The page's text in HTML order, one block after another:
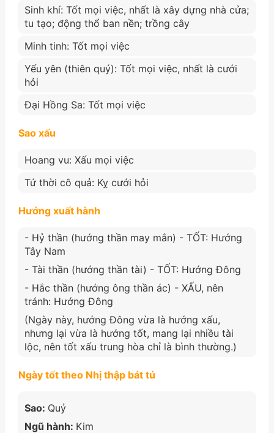
Sinh khí: Tốt mọi việc, nhất là xây dựng nhà cửa;
tu tạo; động thổ ban nền; trồng cây
Minh tinh: Tốt mọi việc
Yếu yên (thiên quý): Tốt mọi việc, nhất là cưới
hỏi
Đại Hồng Sa: Tốt mọi việc
Sao xấu
Hoang vu: Xấu mọi việc
Tứ thời cô quả: Kỵ cưới hỏi
Hướng xuất hành
- Hỷ thần (hướng thần may mắn) - TỐT: Hướng
Tây Nam
- Tài thần (hướng thần tài) - TỐT: Hướng Đông
- Hắc thần (hướng ông thần ác) - XẤU, nên
tránh: Hướng Đông
(Ngày này, hướng Đông vừa là hướng xấu,
nhưng lại vừa là hướng tốt, mang lại nhiều tài
lộc, nên tốt xấu trung hòa chỉ là bình thường.)
Ngày tốt theo Nhị thập bát tú
Sao: Quỷ
Ngũ hành: Kim